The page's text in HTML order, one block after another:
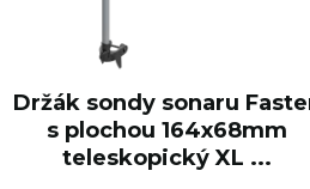
Držák sondy sonaru
s plochou 164x68mm
teleskopický XL ...